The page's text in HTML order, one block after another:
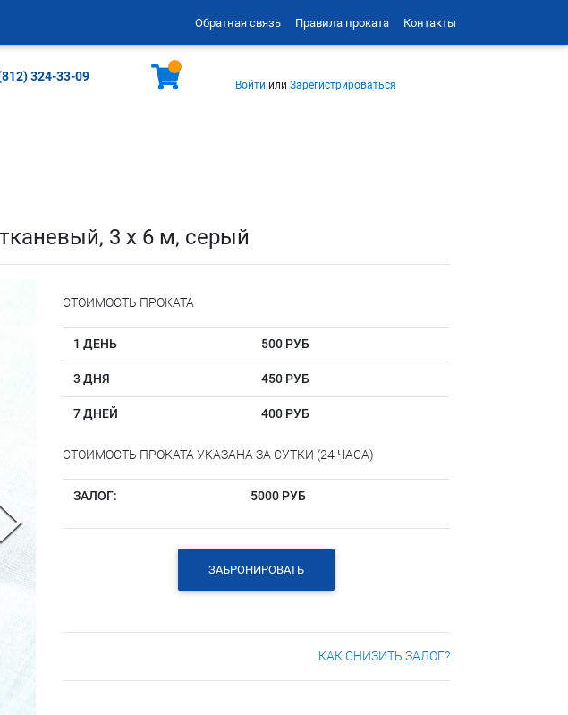
Обратная связь Правила проката Контакты
324-33-09
Войти или Зарегистрироваться
3 х 6 м, серый
СТОИМОСТЬ ПРОКАТА
1 ДЕНЬ 500 РУБ
3 ДНЯ 450 РУБ
7 ДНЕЙ 400 РУБ
СТОИМОСТЬ ПРОКАТА УКАЗАНА ЗА СУТКИ (24 ЧАСА)
ЗАЛОГ: 5000 РУБ
ЗАБРОНИРОВАТЬ
КАК СНИЗИТЬ ЗАЛОГ?